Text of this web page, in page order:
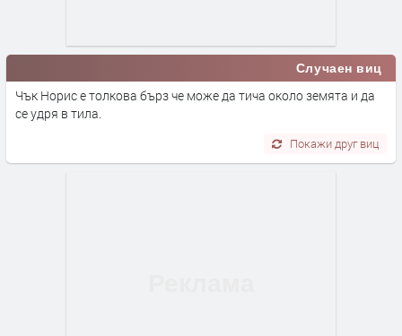
Случаен виц
Чък Норис е толкова бърз че може да тича около земята и да
се удря в тила.
Покажи друг виц